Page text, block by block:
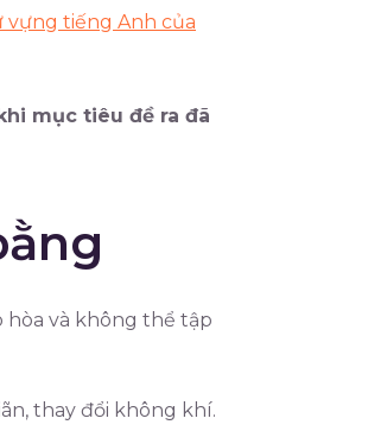
vựng tiếng Anh của
mục tiêu đề ra đã
hòa và không thể tập
thay đổi không khí.